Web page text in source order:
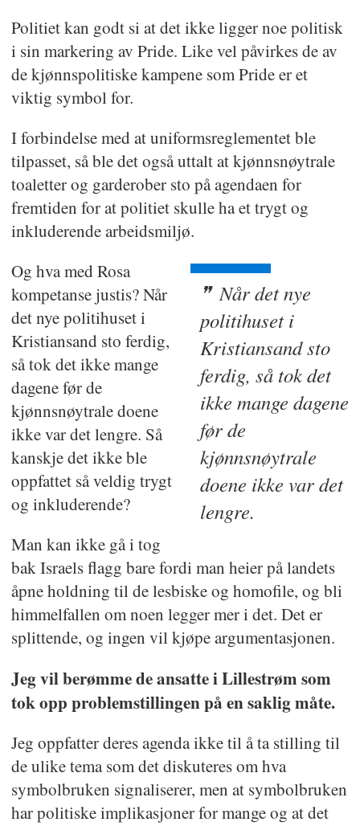
Politiet kan godt si at det ikke ligger noe politisk
i sin markering av Pride. Like vel påvirkes de av
de kjønnspolitiske kampene som Pride er et
viktig symbol for.
I forbindelse med at uniformsreglementet ble
tilpasset, så ble det også uttalt at kjønnsnøytrale
toaletter og garderober sto på agendaen for
fremtiden for at politiet skulle ha et trygt og
inkluderende arbeidsmiljø.
Når det nye
politihuset i
Kristiansand sto
ferdig, så tok det
ikke mange dagene
før de
kjønnsnøytrale
doene ikke var det
lengre.
Og hva med Rosa
kompetanse justis? Når
det nye politihuset i
Kristiansand sto ferdig,
så tok det ikke mange
dagene før de
kjønnsnøytrale doene
ikke var det lengre. Så
kanskje det ikke ble
oppfattet så veldig trygt
og inkluderende?
Man kan ikke gå i tog
bak Israels flagg bare fordi man heier på landets
åpne holdning til de lesbiske og homofile, og bli
himmelfallen om noen legger mer i det. Det er
splittende, og ingen vil kjøpe argumentasjonen.
Jeg vil berømme de ansatte i Lillestrøm som
tok opp problemstillingen på en saklig måte.
Jeg oppfatter deres agenda ikke til å ta stilling til
de ulike tema som det diskuteres om hva
symbolbruken signaliserer, men at symbolbruken
har politiske implikasjoner for mange og at det